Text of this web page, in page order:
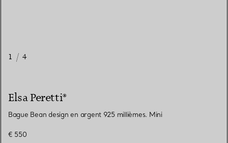
1 / 4
Elsa Peretti®
Bague Bean design en argent 925 millièmes. Mini
€ 550